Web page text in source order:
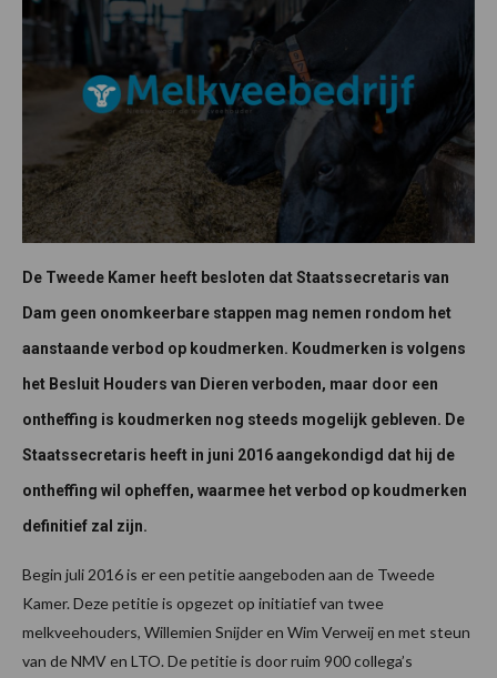
De Tweede Kamer heeft besloten dat Staatssecretaris van
Dam geen onomkeerbare stappen mag nemen rondom het
aanstaande verbod op koudmerken. Koudmerken is volgens
het Besluit Houders van Dieren verboden, maar door een
ontheffing is koudmerken nog steeds mogelijk gebleven. De
Staatssecretaris heeft in juni 2016 aangekondigd dat hij de
ontheffing wil opheffen, waarmee het verbod op koudmerken
definitief zal zijn.
Begin juli 2016 is er een petitie aangeboden aan de Tweede
Kamer. Deze petitie is opgezet op initiatief van twee
melkveehouders, Willemien Snijder en Wim Verweij en met steun
van de NMV en LTO. De petitie is door ruim 900 collega’s